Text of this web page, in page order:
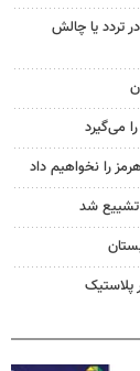
تردد یا چالش
می‌گیرد
را نخواهیم داد
تشییع شد
پلاستیک